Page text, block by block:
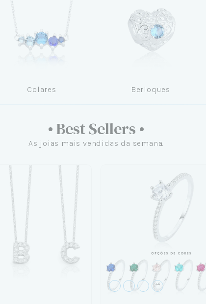
Colares Berloques
• Best Sellers •
As joias mais vendidas da semana.
+4